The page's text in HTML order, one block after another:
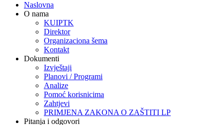
Naslovna
O nama
KUIPTK
Direktor
Organizaciona šema
Kontakt
Dokumenti
Izvještaji
Planovi / Programi
Analize
Pomoć korisnicima
Zahtjevi
PRIMJENA ZAKONA O ZAŠTITI LP
Pitanja i odgovori